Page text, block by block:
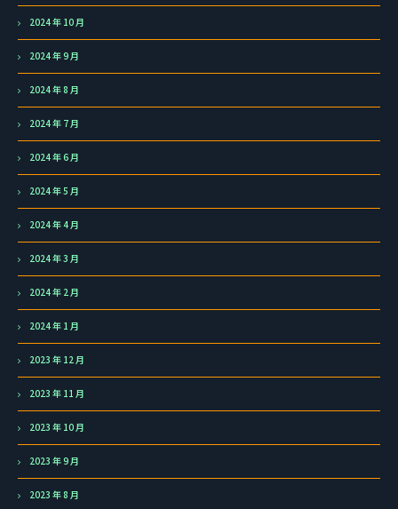
2024 年 10 月
2024 年 9 月
2024 年 8 月
2024 年 7 月
2024 年 6 月
2024 年 5 月
2024 年 4 月
2024 年 3 月
2024 年 2 月
2024 年 1 月
2023 年 12 月
2023 年 11 月
2023 年 10 月
2023 年 9 月
2023 年 8 月